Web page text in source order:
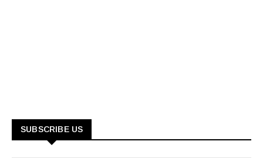
SUBSCRIBE US